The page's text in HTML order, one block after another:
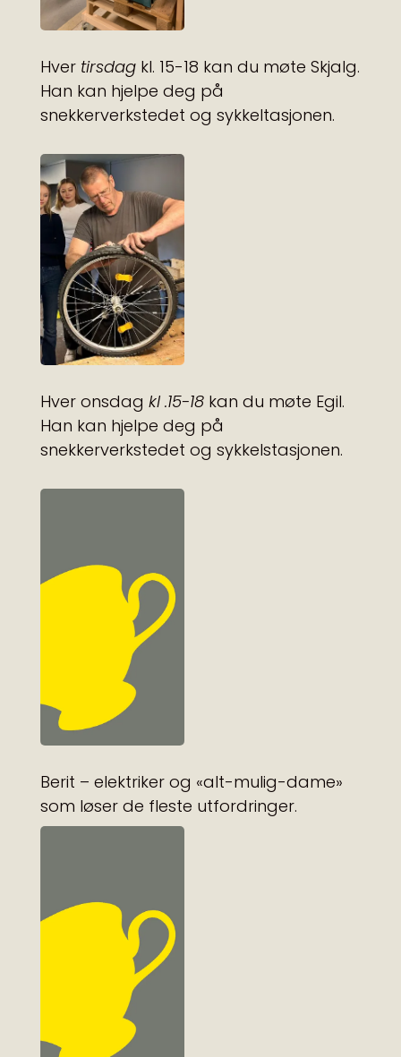
Hver tirsdagkl. 15-18 kan du møte Skjalg.
Han kan hjelpe deg på
snekkerverkstedet og sykkeltasjonen.
Hver onsdag kl .15-18kan du møte Egil.
Han kan hjelpe deg på
snekkerverkstedet og sykkelstasjonen.
Berit – elektriker og «alt-mulig-dame»
som løser de fleste utfordringer.